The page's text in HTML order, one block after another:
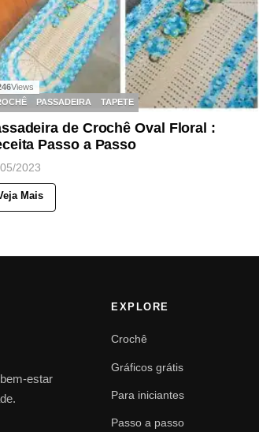
Views
PASSADEIRA TAPETE
de Crochê Oval Floral :
Passo a Passo
2023
Mais
estar
EXPLORE
Crochê
Gráficos grátis
Para iniciantes
Passo a passo